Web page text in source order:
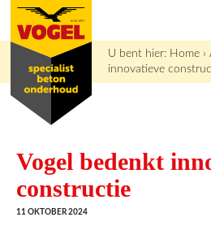
U bent hier: Home ›
innovatieve
Vogel bedenkt
constructie
11 OKTOBER 2024